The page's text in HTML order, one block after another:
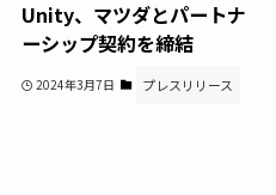
Unity、マツダとパートナ
ーシップ契約を締結
2024年3月7日 プレスリリース